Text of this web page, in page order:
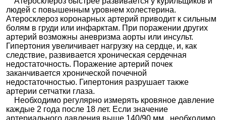
+
Небиволол
Небилонг АМ
Амлодипин
Олмесарта
на
л
Аттенто
Амлодипин
+
Периндопр
ил
Амлодипин+Периндоприл |
Амлодипин+Периндоприл-СЗ|Дальнева
Парнавел Амло|Престанс Н
Амлодипин
+ Рамиприл
Эгипрес
Амлодипин
+
Розувастат
Роксера Комби
людей с повышенным уровнем холестерина.
Атеросклероз коронарных артерий приводит к сильным
болям в груди или инфарктам. При поражении других
артерий возможны аневризма аорты или инсульт.
Гипертония увеличивает нагрузку на сердце, и, как
следствие, развивается хроническая сердечная
недостаточность. Поражение артерий почек
заканчивается хронической почечной
недостаточностью. Гипертония разрушает также
артерии сетчатки глаза.
Необходимо регулярно измерять кровяное давление
каждые 2 года после 18 лет. Если значение